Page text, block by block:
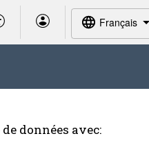
Français
données avec: